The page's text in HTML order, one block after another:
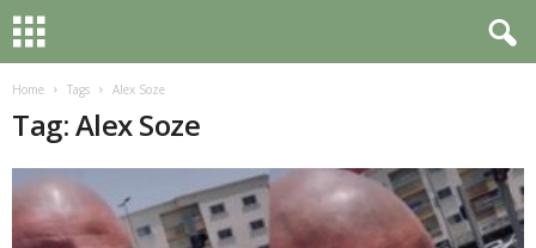
Home Tags Alex Soze
Tag: Alex Soze